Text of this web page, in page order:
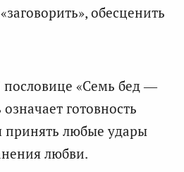
обесценить
пословице «Семь бед —
готовность
принять любые удары
любви.